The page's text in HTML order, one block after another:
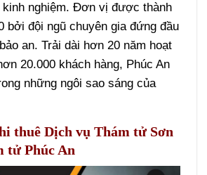
kinh nghiệm. Đơn vị được thành
bởi đội ngũ chuyên gia đứng đầu
an. Trải dài hơn 20 năm hoạt
20.000 khách hàng, Phúc An
những ngôi sao sáng của
thuê Dịch vụ Thám tử Sơn
tử Phúc An